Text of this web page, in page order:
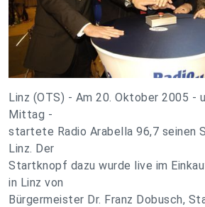
Linz (OTS) - Am 20. Oktober 2005 -
Mittag -
startete Radio Arabella 96,7 seinen
Linz. Der
Startknopf dazu wurde live im
in Linz von
Bürgermeister Dr. Franz Dobusch,